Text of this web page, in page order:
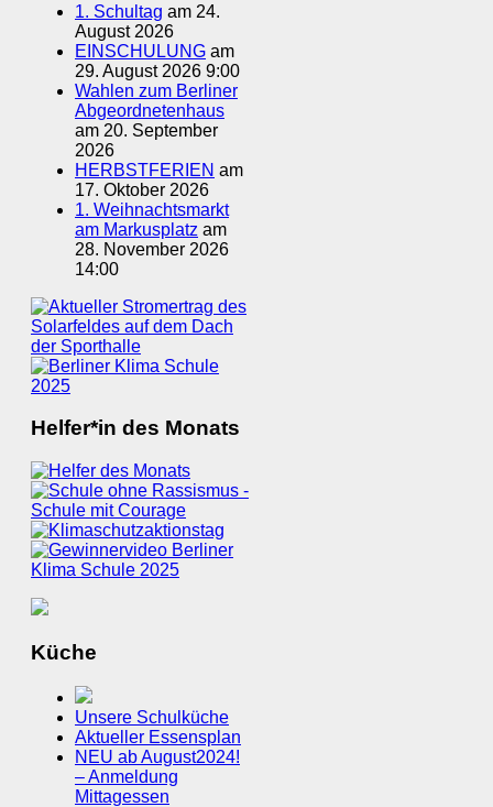
1. Schultag am 24.
August 2026
EINSCHULUNG am
29. August 2026 9:00
Wahlen zum Berliner
Abgeordnetenhaus
am 20. September
2026
HERBSTFERIEN am
17. Oktober 2026
1. Weihnachtsmarkt
am Markusplatz am
28. November 2026
14:00
Helfer*in des Monats
Küche
Unsere Schulküche
Aktueller Essensplan
NEU ab August2024!
– Anmeldung
Mittagessen